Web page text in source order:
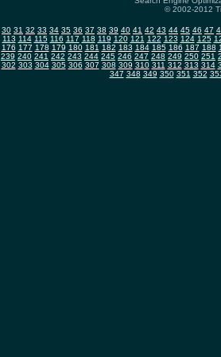
© 2002-2012
30 31 32 33 34 35 36 37 38 39 40 41 42 43 44 45 46 47
113 114 115 116 117 118 119 120 121 122 123 124 125
176 177 178 179 180 181 182 183 184 185 186 187 188
239 240 241 242 243 244 245 246 247 248 249 250 251
302 303 304 305 306 307 308 309 310 311 312 313 314
347 348 349 350 351 352